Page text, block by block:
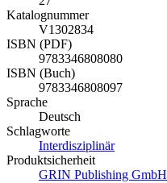
Katalognummer
V1302834
ISBN (PDF)
9783346808080
ISBN (Buch)
9783346808097
Sprache
Deutsch
Schlagworte
Interdisziplinär
Produktsicherheit
GRIN Publishing GmbH